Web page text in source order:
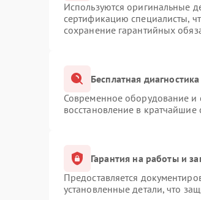
Используются оригинальные
сертификацию специалисты,
сохранение гарантийных
Бесплатная
Современное оборудование и
восстановление в
Гарантия на работы и
Предоставляется
установленные детали, что